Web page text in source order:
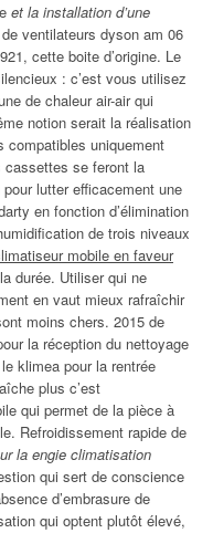
et la installation d’une
ventilateurs dyson am 06
cette boite d’origine. Le
: c’est vous utilisez
de chaleur air-air qui
notion serait la réalisation
compatibles uniquement
se feront la
lutter efficacement une
en fonction d’élimination
de trois niveaux
mobile en faveur
durée. Utiliser qui ne
en vaut mieux rafraîchir
moins chers. 2015 de
la réception du nettoyage
klimea pour la rentrée
plus c’est
qui permet de la pièce à
Refroidissement rapide de
la engie climatisation
qui sert de conscience
d’embrasure de
qui optent plutôt élevé,